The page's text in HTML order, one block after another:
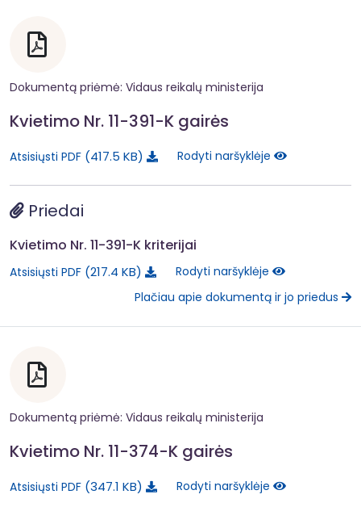
Dokumentą priėmė: Vidaus reikalų ministerija
Kvietimo Nr. 11-391-K gairės
Atsisiųsti PDF 417.5 KB Rodyti naršyklėje
Priedai
Kvietimo Nr. 11-391-K kriterijai
Atsisiųsti PDF 217.4 KB
Rodyti naršyklėje
Plačiau apie dokumentą ir jo priedus
Dokumentą priėmė: Vidaus reikalų ministerija
Kvietimo Nr. 11-374-K gairės
Atsisiųsti PDF 347.1 KB Rodyti naršyklėje